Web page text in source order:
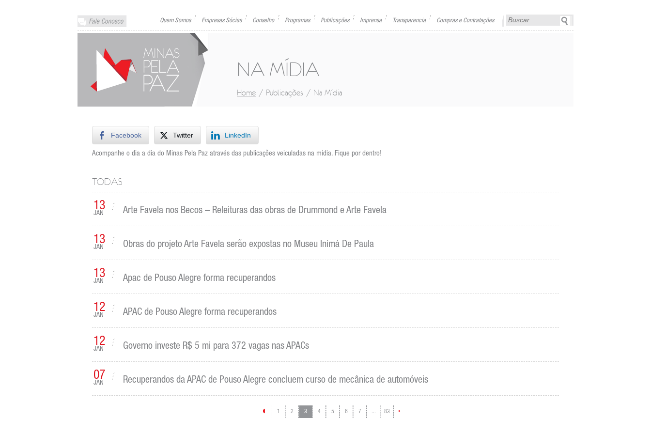
Quem Somos Empresas Sócias Conselho Programas Publicações Imprensa Transparencia Compras e Contratações
NA MÍDIA
Home / Publicações / Na Mídia
Facebook Twitter LinkedIn
Acompanhe o dia a dia do Minas Pela Paz através das publicações veiculadas na mídia. Fique por dentro!
TODAS
13
JAN Arte Favela nos Becos – Releituras das obras de Drummond e Arte Favela
13
JAN Obras do projeto Arte Favela serão expostas no Museu Inimá De Paula
13
JAN Apac de Pouso Alegre forma recuperandos
12
JAN APAC de Pouso Alegre forma recuperandos
12
JAN Governo investe R$ 5 mi para 372 vagas nas APACs
07
JAN Recuperandos da APAC de Pouso Alegre concluem curso de mecânica de automóveis
1 2 3 4 5 6 7 ... 83